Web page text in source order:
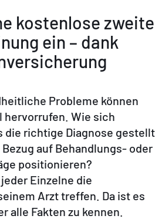
unserer Website suchen
DE ENFR
kostenlose zweite
ein – dank
Probleme können
hervorrufen. Wie sich
die richtige Diagnose gestellt
auf Behandlungs- oder
positionieren?
Einzelne die
Arzt treffen. Da ist es
alle Fakten zu kennen.